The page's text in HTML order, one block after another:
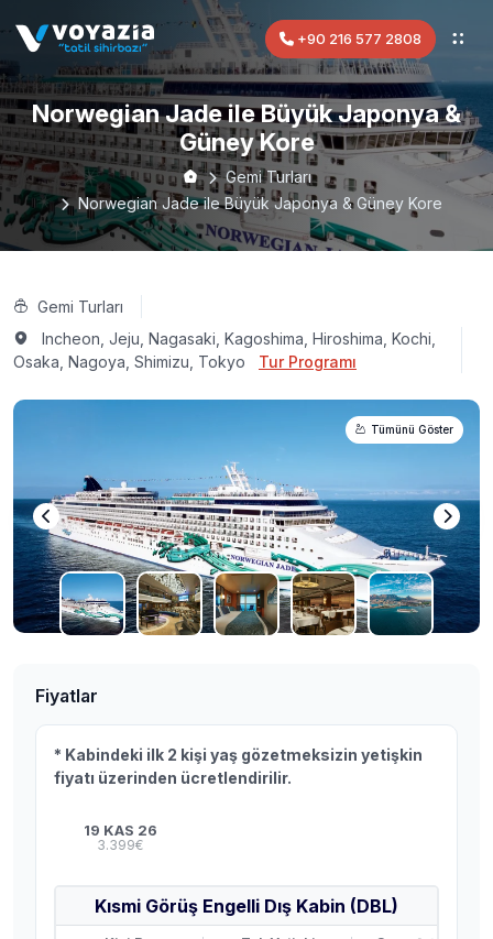
+90 216 577 2808
Norwegian Jade ile Büyük Japonya &
Güney Kore
Gemi Turları
Norwegian Jade ile Büyük Japonya & Güney Kore
Gemi Turları
Incheon, Jeju, Nagasaki, Kagoshima, Hiroshima, Kochi,
Osaka, Nagoya, Shimizu, Tokyo
Tur Programı
Tümünü Göster
Fiyatlar
* Kabindeki ilk 2 kişi yaş gözetmeksizin yetişkin
fiyatı üzerinden ücretlendirilir.
19 KAS 26
3.399€
Kısmi Görüş Engelli Dış Kabin (DBL)